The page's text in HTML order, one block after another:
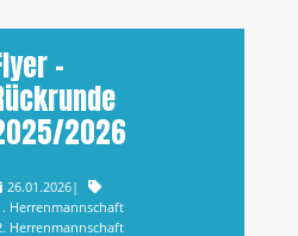
–
2026
26.01.2026|
Herrenmannschaft
Herrenmannschaft